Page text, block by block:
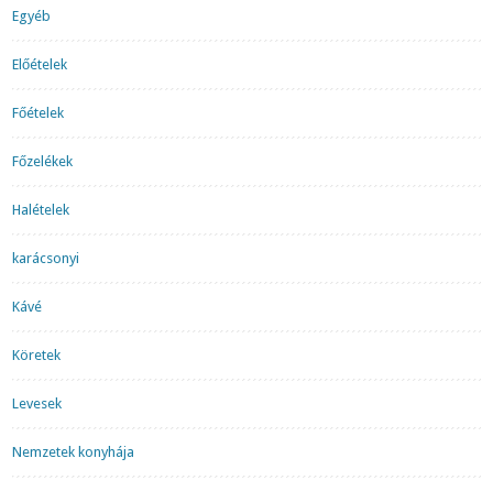
Egyéb
Előételek
Főételek
Főzelékek
Halételek
karácsonyi
Kávé
Köretek
Levesek
Nemzetek konyhája